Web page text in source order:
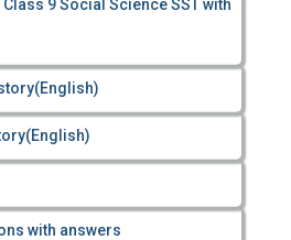
9 Social Science SST with
with answers